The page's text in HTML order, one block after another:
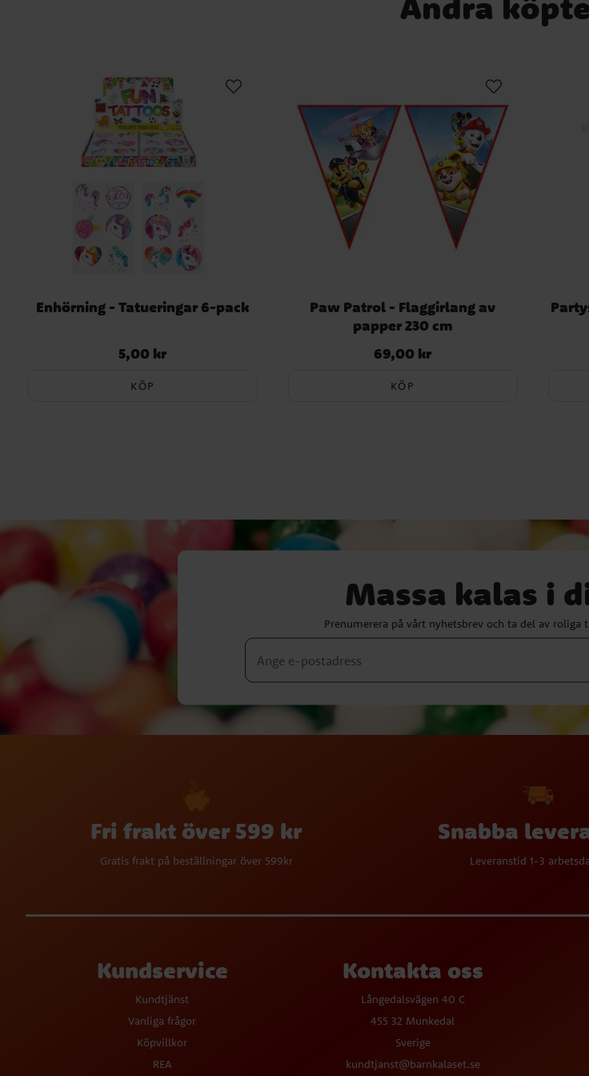
Enhörning - Tatueringar 6-pack
Pris:5,00 kr
5,00 kr
KÖP
Paw Patrol - Flaggirlang av
papper 230 cm
Pris:69,00 kr
69,00 kr
KÖP
Massa kalas i
Prenumerera på vårt nyhetsbrev och ta del av roliga
Fri frakt över 599 kr
Gratis frakt på beställningar över 599kr
Snabba
Leveranstid 1-3
Kundservice
Kundtjänst
Vanliga frågor
Köpvillkor
REA
Kontakta oss
Långedalsvägen 40 C
455 32 Munkedal
Sverige
kundtjanst@barnkalaset.se